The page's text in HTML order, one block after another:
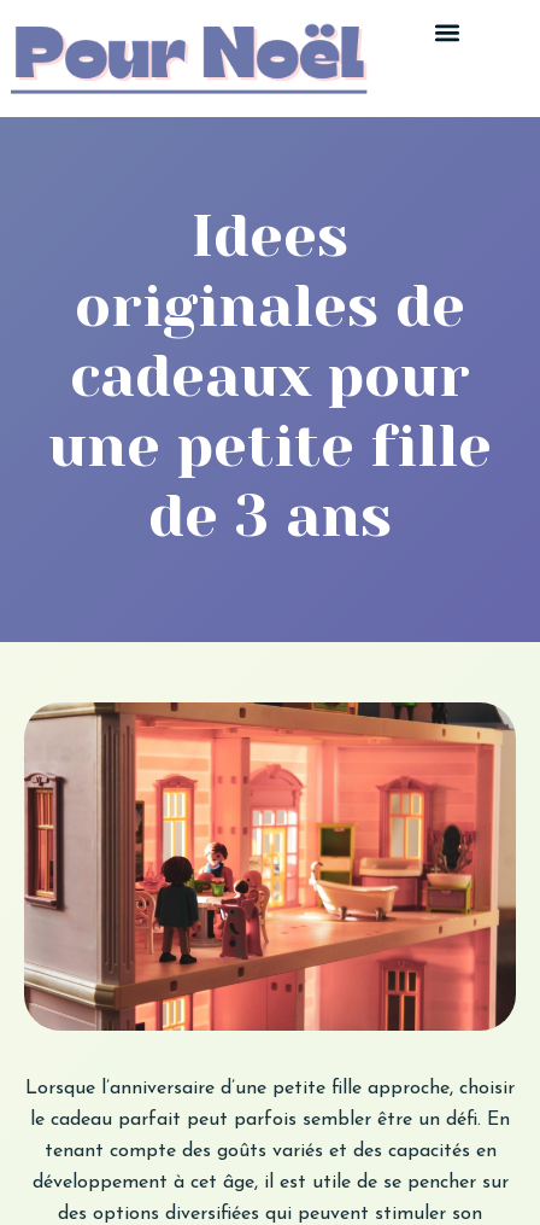
Idees
originales de
cadeaux pour
une petite fille
de 3 ans
Lorsque l’anniversaire d’une petite fille approche, choisir
le cadeau parfait peut parfois sembler être un défi. En
tenant compte des goûts variés et des capacités en
développement à cet âge, il est utile de se pencher sur
des options diversifiées qui peuvent stimuler son